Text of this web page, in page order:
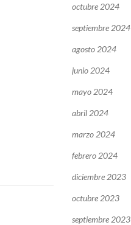
octubre 2024
septiembre 2024
agosto 2024
junio 2024
mayo 2024
abril 2024
marzo 2024
febrero 2024
diciembre 2023
octubre 2023
septiembre 2023